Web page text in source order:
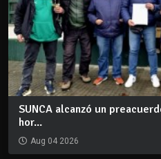
SUNCA alcanzó un
hor...
Aug 04 2026